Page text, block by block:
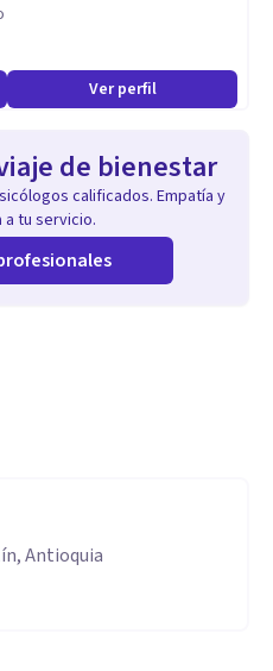
Ver perfil
de bienestar
calificados. Empatía y
tu servicio.
Antioquia